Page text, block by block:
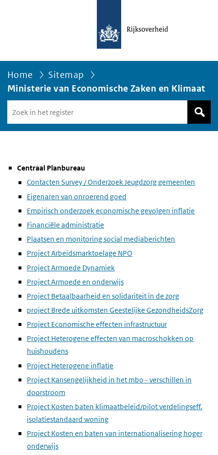
Home
Sitemap
Ministerie van Economische Zaken en Klimaat
in
het
Centraal Planbureau
Contacten Survey / Onderzoek Jeugdzorg gemeenten
Eigenaren van onroerend goed
Empirisch onderzoek economische gevolgen inflatie
Financiële administratie
Plaatsen en monitoring social mediaberichten
Project Arbeidsmarktoelage NPO
Project Armoede Dynamiek
Project Armoede en onderwijs
Project Betaalbaarheid en solidariteit in de zorg
project Brede uitkomsten Geestelijke GezondheidsZorg
Project Economische effecten infrastructuur
Project Heterogene effecten van macroschokken op
huishoudens
Project Heterogene inflatie
Project Kansengelijkheid in het mbo - verschillen in
doorstroom
Project Kosten baten klimaatbeleid/pilot verdelingseff.
isolatiestandaard woning
Project Kosten en baten van internationalisering hoger
onderwijs